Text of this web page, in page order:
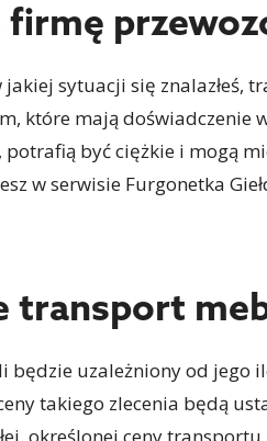
firmę
jakiej sytuacji się znalazłeś,
które mają doświadczenie
być ciężkie i mogą
w serwisie Furgonetka
transport
będzie uzależniony od jego
takiego zlecenia będą
określonej ceny transportu